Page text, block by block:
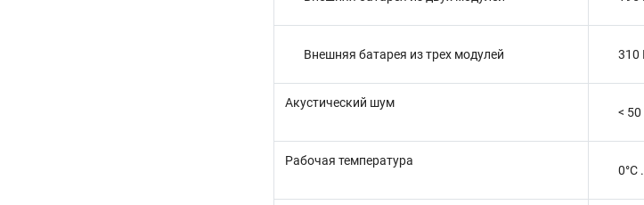
Внешняя батарея из трех модулей 310
Акустический шум
<
Рабочая температура
0°C